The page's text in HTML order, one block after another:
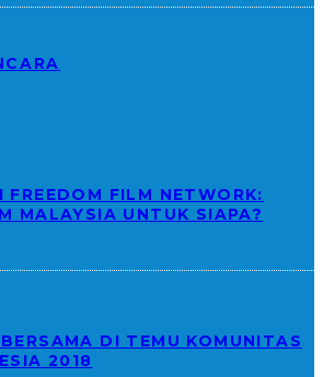
FREEDOM FILM NETWORK:
MALAYSIA UNTUK SIAPA?
DI TEMU KOMUNITAS
2018